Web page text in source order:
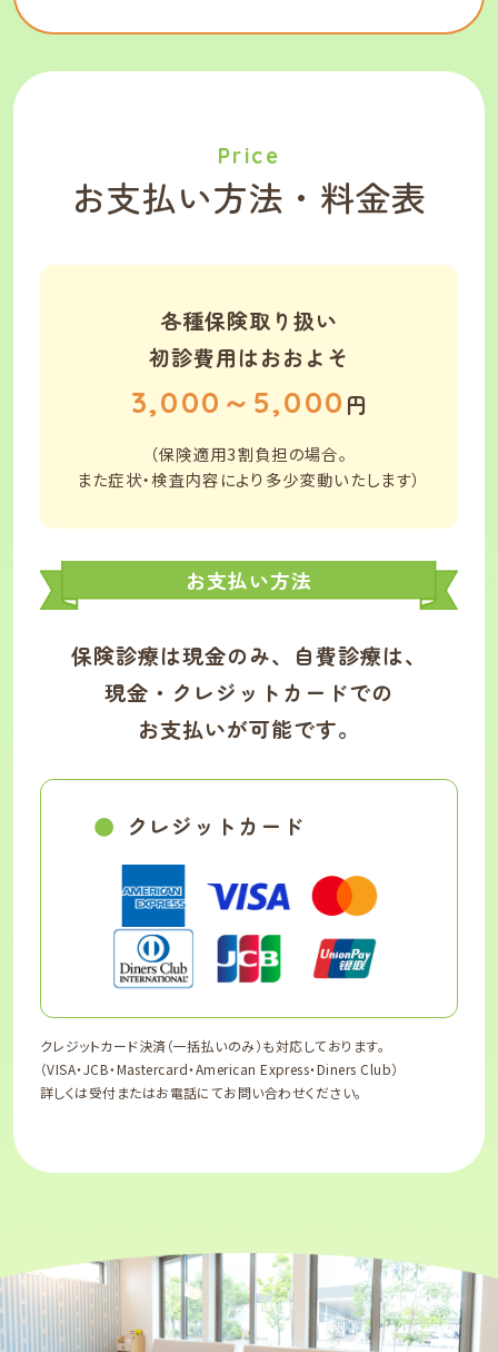
Price
お支払い方法・料金表
各種保険取り扱い
初診費用はおおよそ
3,000 ～ 5,000 円
（保険適用3割負担の場合。
また症状・検査内容により多少変動いたします）
お支払い方法
保険診療は現金のみ、自費診療は、
現金・クレジットカードでの
お支払いが可能です。
クレジットカード
クレジットカード決済（一括払いのみ）も対応しております。
（VISA・JCB・Mastercard・American Express・Diners Club）
詳しくは受付またはお電話にてお問い合わせください。